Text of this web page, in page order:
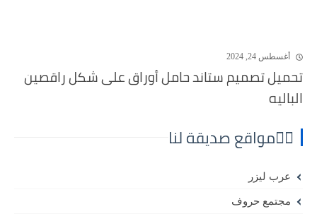
أغسطس 24, 2024
تحميل تصميم ستاند حامل أوراق على شكل راقصين
الباليه
⛓️‍💥مواقع صديقة لنا
عرب ليزر
مجتمع حروف